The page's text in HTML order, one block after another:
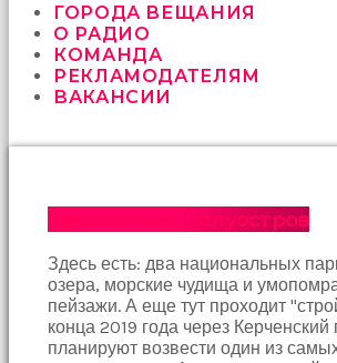
öttürüyor
sex
hikayeleri
kızların
rahatlıyorlar
altyazılı
yakın
arkadaş
ГОРОДА ВЕЩАНИЯ
О РАДИО
КОМАНДА
РЕКЛАМОДАТЕЛЯМ
ВАКАНСИИ
Керченский полуостров
Здесь есть: два национальных
озера, морские чудища и
пейзажи. А еще тут проходит
конца 2019 года через Керченский
планируют возвести один из